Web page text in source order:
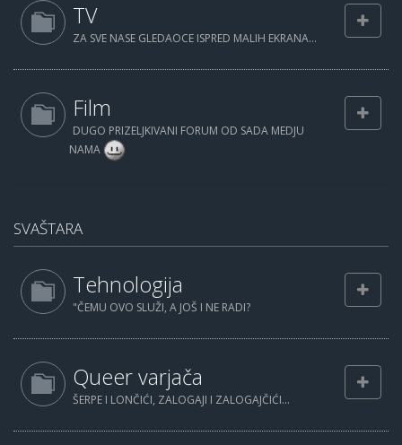
TV
ZA SVE NASE GLEDAOCE ISPRED MALIH EKRANA...
Film
DUGO PRIZELJKIVANI FORUM OD SADA MEDJU
NAMA
SVAŠTARA
Tehnologija
"ČEMU OVO SLUŽI, A JOŠ I NE RADI?
Queer varjača
ŠERPE I LONČIĆI, ZALOGAJI I ZALOGAJČIĆI...